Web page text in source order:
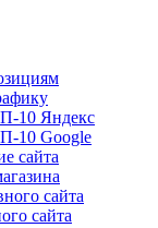
10 Яндекс
10 Google
сайта
сайта
сайта